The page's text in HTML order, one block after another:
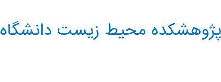
پژوهشکده محيط زيست دانشگاه